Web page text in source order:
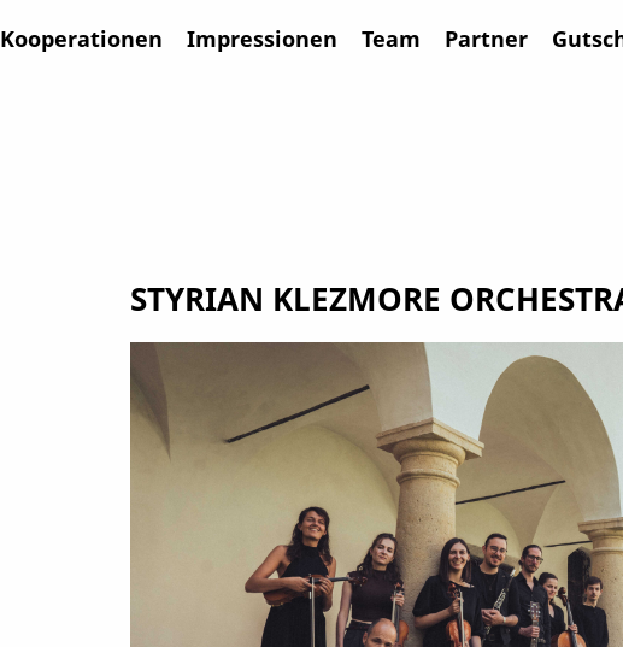
Kooperationen Impressionen Team Partner
STYRIAN KLEZMORE